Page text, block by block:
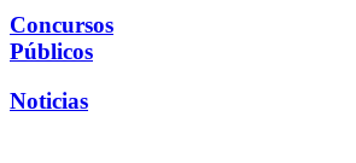
Concursos
Públicos
Noticias